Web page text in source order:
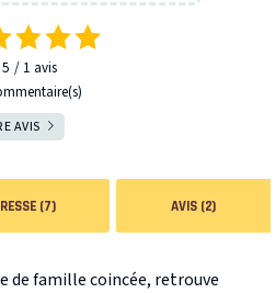
5 1 avis
AVIS
(7) AVIS (2)
de famille coincée, retrouve